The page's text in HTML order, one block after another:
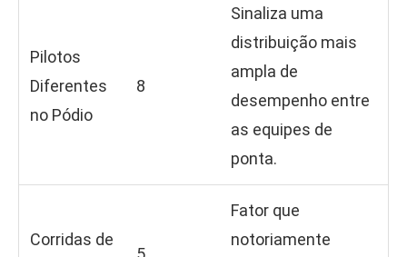
Pilotos
Diferentes
no Pódio
8
Sinaliza uma
distribuição mais
ampla de
desempenho entre
as equipes de
ponta.
Corridas de
Fator que
notoriamente